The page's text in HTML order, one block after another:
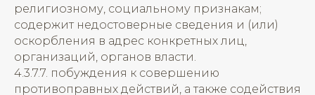
религиозному, социальному признакам;
содержит недостоверные сведения и (или)
оскорбления в адрес конкретных лиц,
организаций, органов власти.
4.3.7.7. побуждения к совершению
противоправных действий, а также содействия